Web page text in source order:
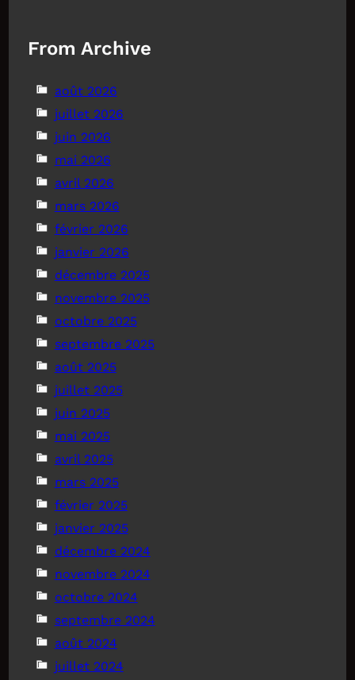
From Archive
août 2026
juillet 2026
juin 2026
mai 2026
avril 2026
mars 2026
février 2026
janvier 2026
décembre 2025
novembre 2025
octobre 2025
septembre 2025
août 2025
juillet 2025
juin 2025
mai 2025
avril 2025
mars 2025
février 2025
janvier 2025
décembre 2024
novembre 2024
octobre 2024
septembre 2024
août 2024
juillet 2024